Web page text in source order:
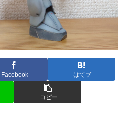
Facebook はてブ
コピー